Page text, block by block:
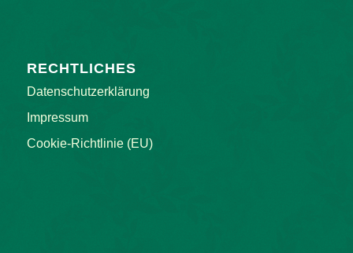
RECHTLICHES
Datenschutzerklärung
Impressum
Cookie-Richtlinie (EU)